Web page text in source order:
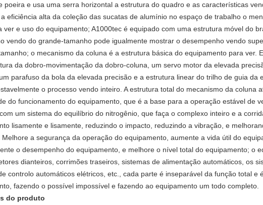
poeira e usa uma serra horizontal a estrutura do quadro e as características
eficiência alta da coleção das sucatas de alumínio no espaço de trabalho o
ver e uso do equipamento; A1000tec é equipado com uma estrutura móvel do
vendo do grande-tamanho pode igualmente mostrar o desempenho vendo
o mecanismo da coluna é a estrutura básica do equipamento para ver.
da dobro-movimentação da dobro-coluna, um servo motor da elevada
parafuso da bola da elevada precisão e a estrutura linear do trilho de guia da
o processo vendo inteiro. A estrutura total do mecanismo da coluna
do funcionamento do equipamento, que é a base para a operação estável de
um sistema do equilíbrio do nitrogênio, que faça o complexo inteiro e a
lisamente e lisamente, reduzindo o impacto, reduzindo a vibração, e
Melhore a segurança da operação do equipamento, aumente a vida útil do
o desempenho do equipamento, e melhore o nível total do equipamento; o
dianteiros, corrimões traseiros, sistemas de alimentação automáticos, os
controlo automáticos elétricos, etc., cada parte é inseparável da função total e
fazendo o possível impossível e fazendo ao equipamento um todo completo.
do produto